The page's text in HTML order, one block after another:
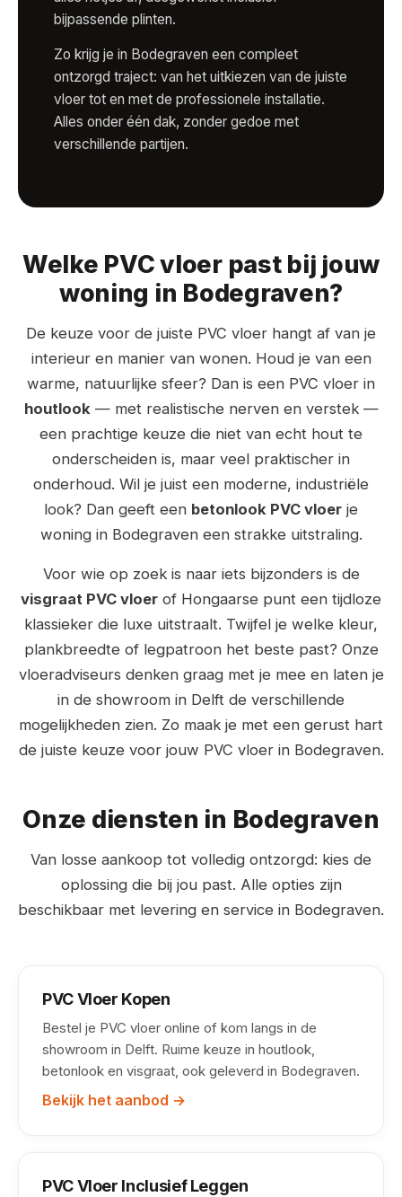
bijpassende plinten.
Zo krijg je in Bodegraven een compleet
ontzorgd traject: van het uitkiezen van de juiste
vloer tot en met de professionele installatie.
Alles onder één dak, zonder gedoe met
verschillende partijen.
Welke PVC vloer past bij jouw
woning in Bodegraven?
De keuze voor de juiste PVC vloer hangt af van je
interieur en manier van wonen. Houd je van een
warme, natuurlijke sfeer? Dan is een PVC vloer in
houtlook— met realistische nerven en verstek —
een prachtige keuze die niet van echt hout te
onderscheiden is, maar veel praktischer in
onderhoud. Wil je juist een moderne, industriële
look? Dan geeft een betonlook PVC vloer je
woning in Bodegraven een strakke uitstraling.
Voor wie op zoek is naar iets bijzonders is de
visgraat PVC vloer of Hongaarse punt een tijdloze
klassieker die luxe uitstraalt. Twijfel je welke kleur,
plankbreedte of legpatroon het beste past? Onze
vloeradviseurs denken graag met je mee en laten je
in de showroom in Delft de verschillende
mogelijkheden zien. Zo maak je met een gerust hart
de juiste keuze voor jouw PVC vloer in Bodegraven.
Onze diensten in Bodegraven
Van losse aankoop tot volledig ontzorgd: kies de
oplossing die bij jou past. Alle opties zijn
beschikbaar met levering en service in Bodegraven.
PVC Vloer Kopen
Bestel je PVC vloer online of kom langs in de
showroom in Delft. Ruime keuze in houtlook,
betonlook en visgraat, ook geleverd in Bodegraven.
Bekijk het aanbod →
PVC Vloer Inclusief Leggen